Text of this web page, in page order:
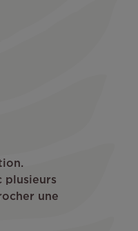
plusieurs
une